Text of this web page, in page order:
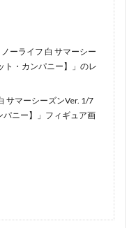
ーライフ 白 サマーシー
ト・カンパニー】」のレ
サマーシーズンVer. 1/7
ニー】」フィギュア画